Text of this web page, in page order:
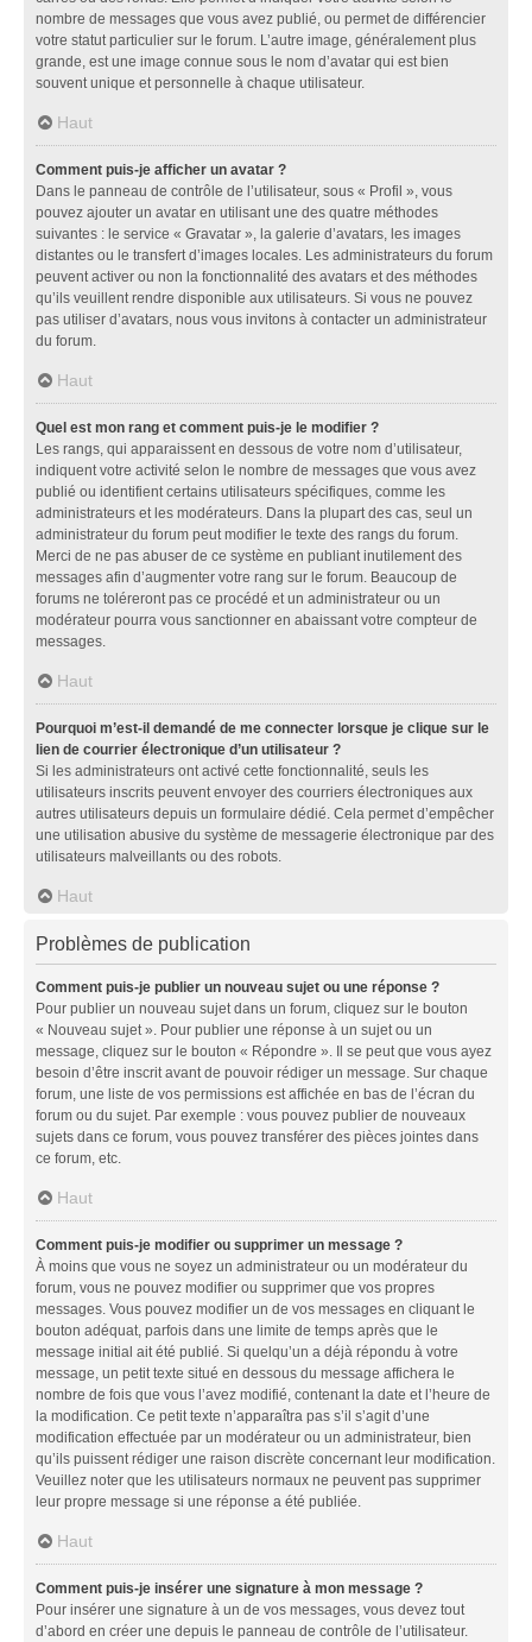
nombre de messages que vous avez publié, ou permet de différencier
votre statut particulier sur le forum. L’autre image, généralement plus
grande, est une image connue sous le nom d’avatar qui est bien
souvent unique et personnelle à chaque utilisateur.
Haut
Comment puis-je afficher un avatar ?
Dans le panneau de contrôle de l’utilisateur, sous « Profil », vous
pouvez ajouter un avatar en utilisant une des quatre méthodes
suivantes : le service « Gravatar », la galerie d’avatars, les images
distantes ou le transfert d’images locales. Les administrateurs du forum
peuvent activer ou non la fonctionnalité des avatars et des méthodes
qu’ils veuillent rendre disponible aux utilisateurs. Si vous ne pouvez
pas utiliser d’avatars, nous vous invitons à contacter un administrateur
du forum.
Haut
Quel est mon rang et comment puis-je le modifier ?
Les rangs, qui apparaissent en dessous de votre nom d’utilisateur,
indiquent votre activité selon le nombre de messages que vous avez
publié ou identifient certains utilisateurs spécifiques, comme les
administrateurs et les modérateurs. Dans la plupart des cas, seul un
administrateur du forum peut modifier le texte des rangs du forum.
Merci de ne pas abuser de ce système en publiant inutilement des
messages afin d’augmenter votre rang sur le forum. Beaucoup de
forums ne toléreront pas ce procédé et un administrateur ou un
modérateur pourra vous sanctionner en abaissant votre compteur de
messages.
Haut
Pourquoi m’est-il demandé de me connecter lorsque je clique sur le
lien de courrier électronique d’un utilisateur ?
Si les administrateurs ont activé cette fonctionnalité, seuls les
utilisateurs inscrits peuvent envoyer des courriers électroniques aux
autres utilisateurs depuis un formulaire dédié. Cela permet d’empêcher
une utilisation abusive du système de messagerie électronique par des
utilisateurs malveillants ou des robots.
Haut
Problèmes de publication
Comment puis-je publier un nouveau sujet ou une réponse ?
Pour publier un nouveau sujet dans un forum, cliquez sur le bouton
« Nouveau sujet ». Pour publier une réponse à un sujet ou un
message, cliquez sur le bouton « Répondre ». Il se peut que vous ayez
besoin d’être inscrit avant de pouvoir rédiger un message. Sur chaque
forum, une liste de vos permissions est affichée en bas de l’écran du
forum ou du sujet. Par exemple : vous pouvez publier de nouveaux
sujets dans ce forum, vous pouvez transférer des pièces jointes dans
ce forum, etc.
Haut
Comment puis-je modifier ou supprimer un message ?
À moins que vous ne soyez un administrateur ou un modérateur du
forum, vous ne pouvez modifier ou supprimer que vos propres
messages. Vous pouvez modifier un de vos messages en cliquant le
bouton adéquat, parfois dans une limite de temps après que le
message initial ait été publié. Si quelqu’un a déjà répondu à votre
message, un petit texte situé en dessous du message affichera le
nombre de fois que vous l’avez modifié, contenant la date et l’heure de
la modification. Ce petit texte n’apparaîtra pas s’il s’agit d’une
modification effectuée par un modérateur ou un administrateur, bien
qu’ils puissent rédiger une raison discrète concernant leur modification.
Veuillez noter que les utilisateurs normaux ne peuvent pas supprimer
leur propre message si une réponse a été publiée.
Haut
Comment puis-je insérer une signature à mon message ?
Pour insérer une signature à un de vos messages, vous devez tout
d’abord en créer une depuis le panneau de contrôle de l’utilisateur.